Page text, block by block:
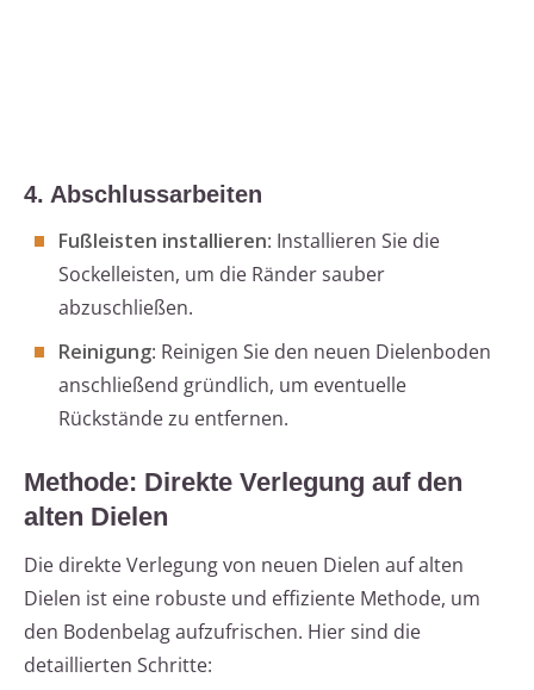
4. Abschlussarbeiten
Fußleisten installieren: Installieren Sie die
Sockelleisten, um die Ränder sauber
abzuschließen.
Reinigung: Reinigen Sie den neuen Dielenboden
anschließend gründlich, um eventuelle
Rückstände zu entfernen.
Methode: Direkte Verlegung auf den
alten Dielen
Die direkte Verlegung von neuen Dielen auf alten
Dielen ist eine robuste und effiziente Methode, um
den Bodenbelag aufzufrischen. Hier sind die
detaillierten Schritte: